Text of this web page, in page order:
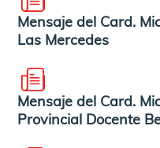
Mensaje del Card.
Las Mercedes
Mensaje del Card.
Provincial Docente